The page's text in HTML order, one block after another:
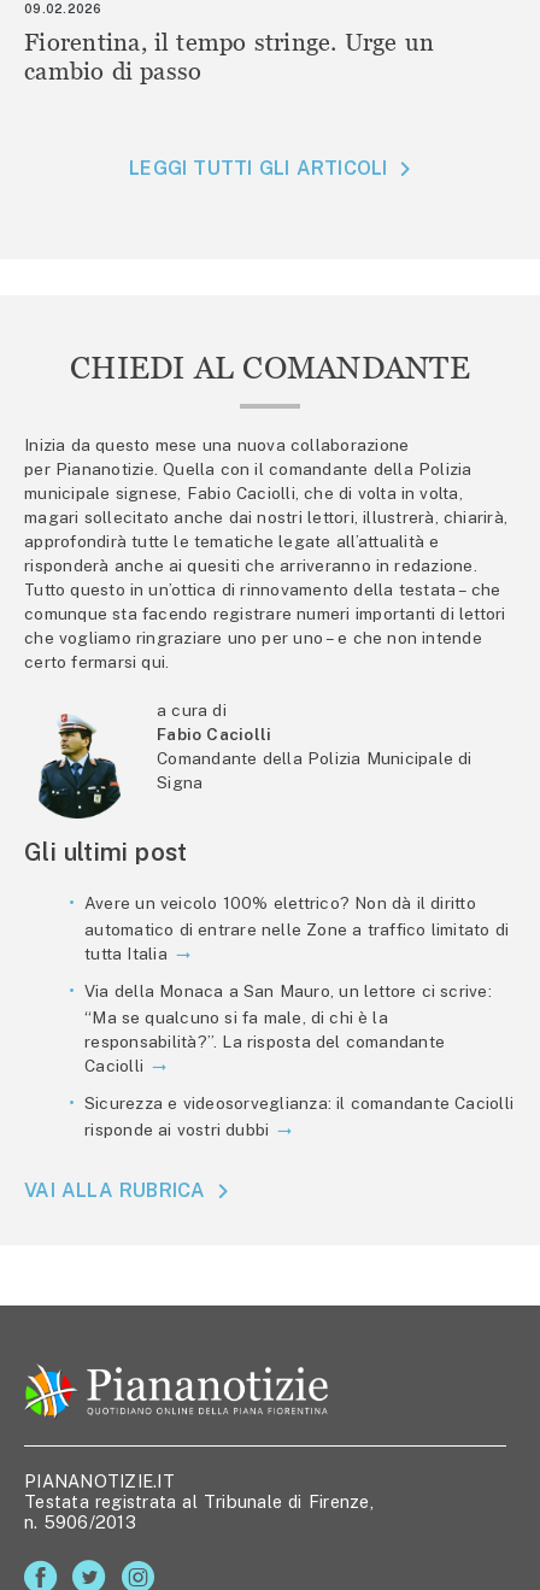
09.02.2026
Fiorentina, il tempo stringe. Urge un
cambio di passo
LEGGI TUTTI GLI ARTICOLI
CHIEDI AL COMANDANTE
Inizia da questo mese una nuova collaborazione
per Piananotizie. Quella con il comandante della Polizia
municipale signese, Fabio Caciolli, che di volta in volta,
magari sollecitato anche dai nostri lettori, illustrerà, chiarirà,
approfondirà tutte le tematiche legate all’attualità e
risponderà anche ai quesiti che arriveranno in redazione.
Tutto questo in un’ottica di rinnovamento della testata – che
comunque sta facendo registrare numeri importanti di lettori
che vogliamo ringraziare uno per uno – e che non intende
certo fermarsi qui.
a cura di
Fabio Caciolli
Comandante della Polizia Municipale di
Signa
Gli ultimi post
Avere un veicolo 100% elettrico? Non dà il diritto
automatico di entrare nelle Zone a traffico limitato di
tutta Italia
Via della Monaca a San Mauro, un lettore ci scrive:
“Ma se qualcuno si fa male, di chi è la
responsabilità?”. La risposta del comandante
Caciolli
Sicurezza e videosorveglianza: il comandante Caciolli
risponde ai vostri dubbi
VAI ALLA RUBRICA
PIANANOTIZIE.IT
Testata registrata al Tribunale di Firenze,
n. 5906/2013